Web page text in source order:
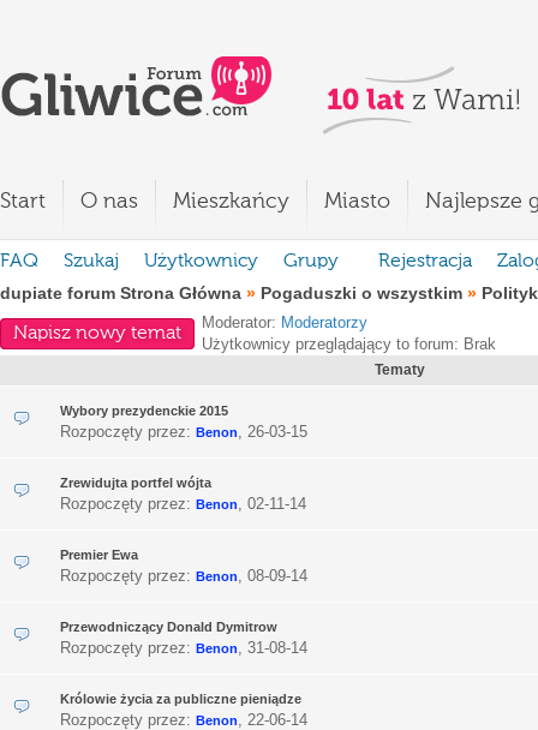
Start O nas Mieszkańcy Miasto Najlepsze
FAQ Szukaj Użytkownicy Grupy Rejestracja
dupiate forum Strona Główna » Pogaduszki o wszystkim »
Napisz nowy temat
Moderator: Moderatorzy
Użytkownicy przeglądający to forum: Brak
Tematy
Wybory prezydenckie 2015
Rozpoczęty przez: Benon, 26-03-15
Zrewidujta portfel wójta
Rozpoczęty przez: Benon, 02-11-14
Premier Ewa
Rozpoczęty przez: Benon, 08-09-14
Przewodniczący Donald Dymitrow
Rozpoczęty przez: Benon, 31-08-14
Królowie życia za publiczne pieniądze
Rozpoczęty przez: Benon, 22-06-14